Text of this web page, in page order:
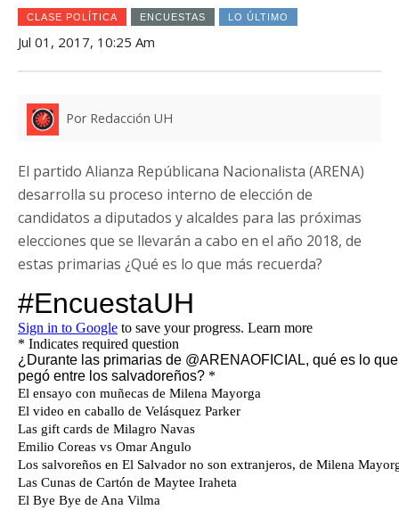
CLASE POLÍTICA ENCUESTAS LO ÚLTIMO
Jul 01, 2017, 10:25 Am
Por Redacción UH
El partido Alianza Repúblicana Nacionalista (ARENA)
desarrolla su proceso interno de elección de
candidatos a diputados y alcaldes para las próximas
elecciones que se llevarán a cabo en el año 2018, de
estas primarias ¿Qué es lo que más recuerda?